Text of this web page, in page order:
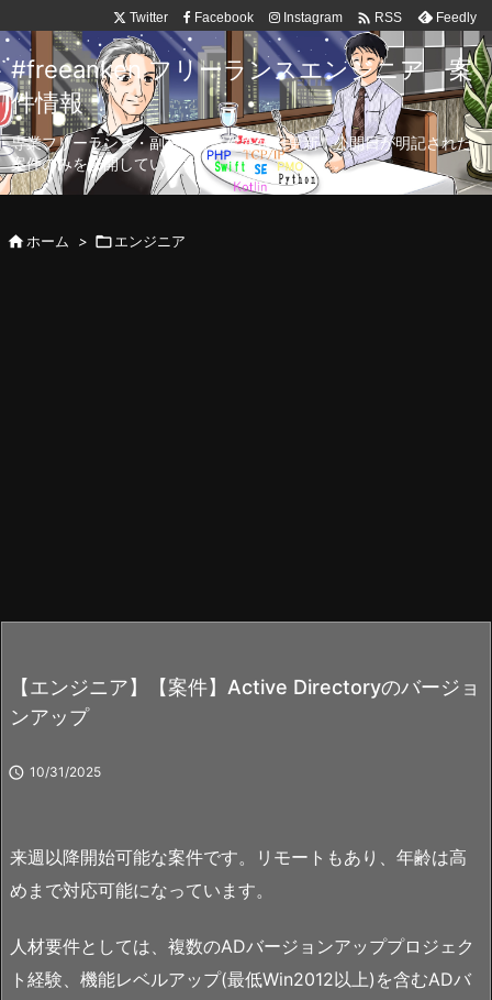
Twitter Facebook Instagram  RSS Feedly
#freeanken フリーランスエンジニア 案
件情報
専業フリーランス・副業向け案件を毎日更新！公開日が明記された
案件のみを公開しています。
ホーム > エンジニア
【エンジニア】【案件】Active Directoryのバージョ
ンアップ
 10/31/2025
来週以降開始可能な案件です。リモートもあり、年齢は高
めまで対応可能になっています。
人材要件としては、複数のADバージョンアッププロジェク
ト経験、機能レベルアップ(最低Win2012以上)を含むADバ